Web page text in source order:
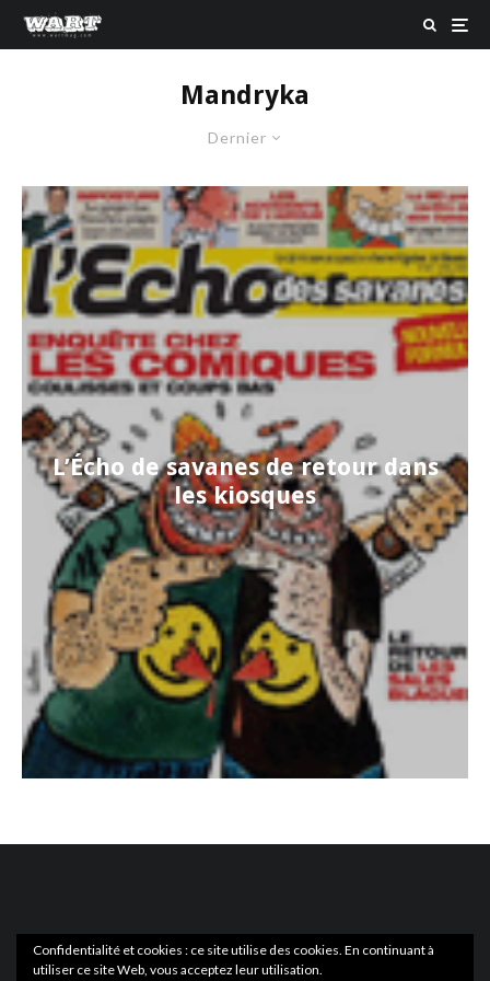
Mandryka
Dernier
L’Écho de savanes de retour dans
les kiosques
Confidentialité et cookies : ce site utilise des cookies. En continuant à
utiliser ce site Web, vous acceptez leur utilisation.